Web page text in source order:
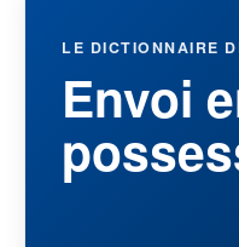
LE DICTIONNAIRE
Envoi